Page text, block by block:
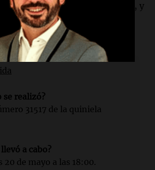
es muy popular en
, y
expectativas entre los
se realizó?
31517 de la quiniela
a cabo?
20 de mayo a las 18:00.